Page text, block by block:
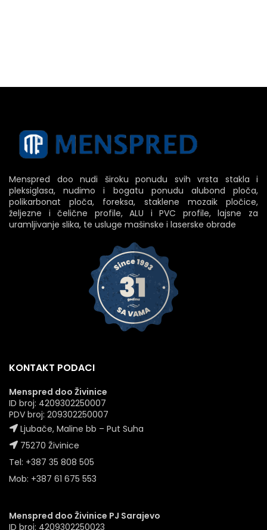
Menspred doo nudi široku ponudu svih vrsta stakla i
pleksiglasa, nudimo i bogatu ponudu alubond ploča,
polikarbonat ploča, foreksa, staklene mozaik pločice,
željezne i čelične profile, ALU i PVC profile, lajsne za
uramljivanje slika, te usluge mašinske i laserske obrade
KONTAKT PODACI
Menspred doo Živinice
ID broj: 4209302250007
PDV broj: 209302250007
Ljubače, Maline bb – Put Suha
75270 Živinice
Tel: +387 35 808 505
Mob: +387 61 675 553
Menspred doo Živinice PJ Sarajevo
ID broj: 4209302250023